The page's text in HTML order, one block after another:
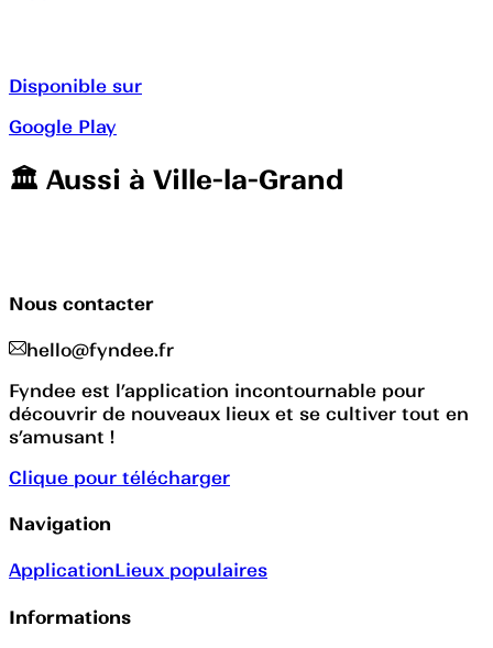
Disponible sur
Google Play
🏛️️ Aussi à Ville-la-Grand
Nous contacter
hello@fyndee.fr
Fyndee est l’application incontournable pour
découvrir de nouveaux lieux et se cultiver tout en
s’amusant !
Clique pour télécharger
Navigation
ApplicationLieux populaires
Informations